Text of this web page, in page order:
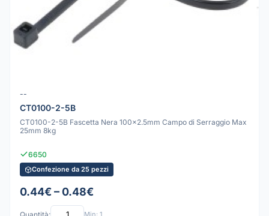
--
CT0100-2-5B
CT0100-2-5B Fascetta Nera 100x2.5mm Campo di Serraggio Max
25mm 8kg
6650
Confezione da 25 pezzi
0.44€ – 0.48€
Min: 1